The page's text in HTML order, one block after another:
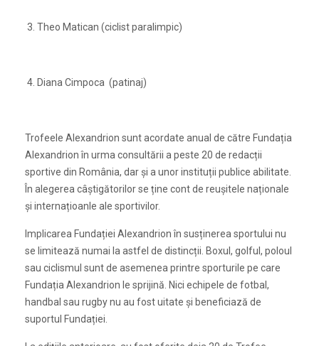
3. Theo Matican (ciclist paralimpic)
4. Diana Cimpoca (patinaj)
Trofeele Alexandrion sunt acordate anual de către Fundația
Alexandrion în urma consultării a peste 20 de redacții
sportive din România, dar și a unor instituții publice abilitate.
În alegerea câștigătorilor se ține cont de reușitele naționale
și internațioanle ale sportivilor.
Implicarea Fundației Alexandrion în susținerea sportului nu
se limitează numai la astfel de distincții. Boxul, golful, poloul
sau ciclismul sunt de asemenea printre sporturile pe care
Fundația Alexandrion le sprijină. Nici echipele de fotbal,
handbal sau rugby nu au fost uitate și beneficiază de
suportul Fundației.